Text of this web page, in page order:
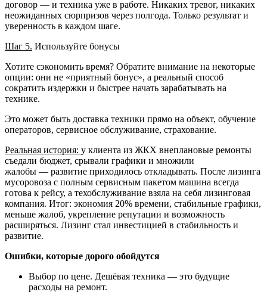
договор — и техника уже в работе. Никаких тревог, никаких
неожиданных сюрпризов через полгода. Только результат и
уверенность в каждом шаге.
Шаг 5. Используйте бонусы
Хотите сэкономить время? Обратите внимание на некоторые
опции: они не «приятный бонус», а реальный способ
сократить издержки и быстрее начать зарабатывать на
технике.
Это может быть доставка техники прямо на объект, обучение
операторов, сервисное обслуживание, страхование.
Реальная история: у клиента из ЖКХ внеплановые ремонты
съедали бюджет, срывали графики и множили
жалобы — развитие приходилось откладывать. После лизинга
мусоровоза с полным сервисным пакетом машина всегда
готова к рейсу, а техобслуживание взяла на себя лизинговая
компания. Итог: экономия 20% времени, стабильные графики,
меньше жалоб, укрепление репутации и возможность
расширяться. Лизинг стал инвестицией в стабильность и
развитие.
Ошибки, которые дорого обойдутся
Выбор по цене. Дешёвая техника — это будущие
расходы на ремонт.